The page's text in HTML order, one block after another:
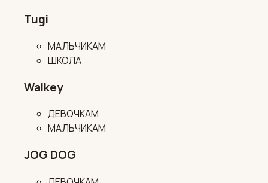
Tugi
МАЛЬЧИКАМ
ШКОЛА
Walkey
ДЕВОЧКАМ
МАЛЬЧИКАМ
JOG DOG